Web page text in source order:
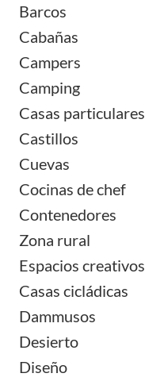
Barcos
Cabañas
Campers
Camping
Casas particulares
Castillos
Cuevas
Cocinas de chef
Contenedores
Zona rural
Espacios creativos
Casas cicládicas
Dammusos
Desierto
Diseño